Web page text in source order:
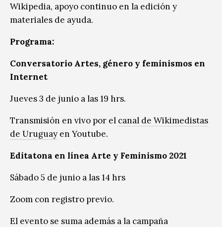
Wikipedia, apoyo continuo en la edición y
materiales de ayuda.
Programa:
Conversatorio Artes, género y feminismos en
Internet
Jueves 3 de junio a las 19 hrs.
Transmisión en vivo por el canal de Wikimedistas
de Uruguay en Youtube.
Editatona en línea Arte y Feminismo 2021
Sábado 5 de junio a las 14 hrs
Zoom con registro previo.
El evento se suma además a la campaña